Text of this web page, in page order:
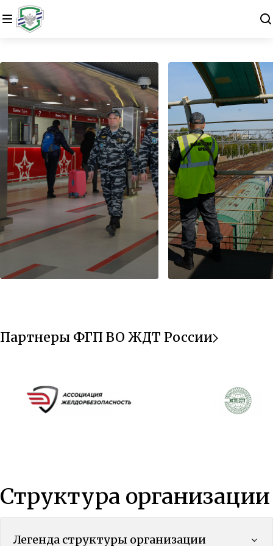
Партнеры ФГП ВО ЖДТ России
Структура организации
Легенда структуры организации